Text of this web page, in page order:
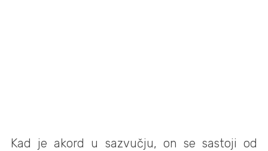
Kad je akord u sazvučju, on se sastoji od